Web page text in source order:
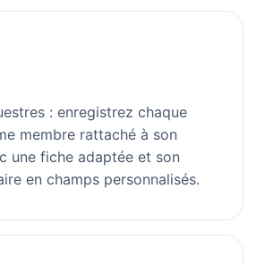
: enregistrez chaque
membre rattaché à son
une fiche adaptée et son
en champs personnalisés.